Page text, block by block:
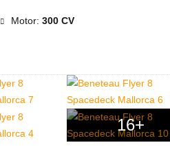
Motor: 300 CV
16+